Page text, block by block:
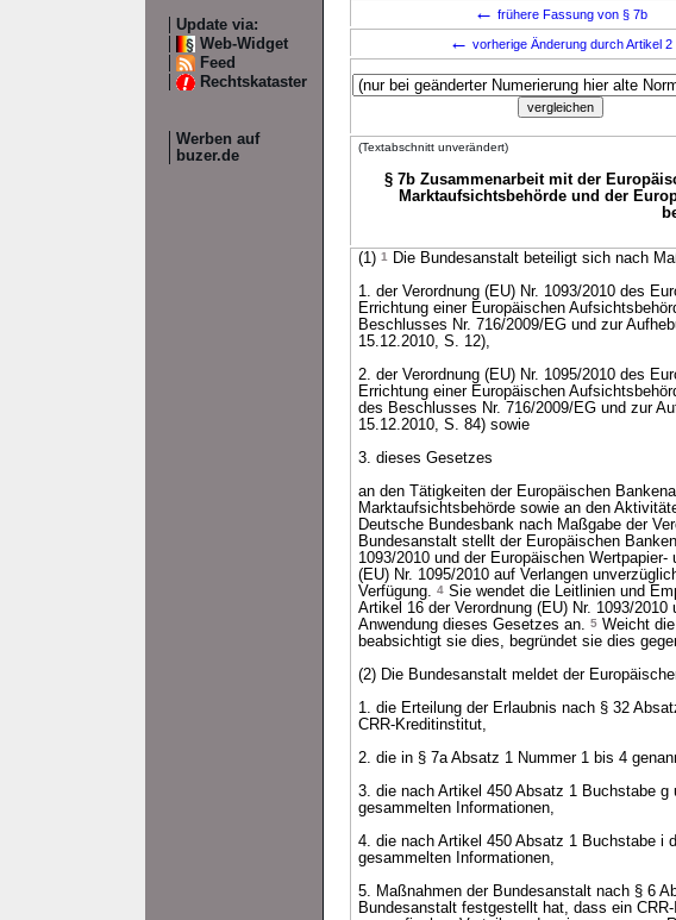
Update via:
Web-Widget
Feed
Rechtskataster
Werben auf
buzer.de
← frühere Fassung von § 7b
← vorherige Änderung durch Artikel 2
(Textabschnitt unverändert)
§ 7b Zusammenarbeit mit der
Marktaufsichtsbehörde und der
(1) 1
Die Bundesanstalt beteiligt sich nach
1. der Verordnung (EU) Nr. 1093/2010 des
Errichtung einer Europäischen
Beschlusses Nr. 716/2009/EG und zur
15.12.2010, S. 12),
2. der Verordnung (EU) Nr. 1095/2010 des
Errichtung einer Europäischen
des Beschlusses Nr. 716/2009/EG und zur
15.12.2010, S. 84) sowie
3. dieses Gesetzes
an den Tätigkeiten der Europäischen
Marktaufsichtsbehörde sowie an den
Deutsche Bundesbank nach Maßgabe der
Bundesanstalt stellt der Europäischen
1093/2010 und der Europäischen
(EU) Nr. 1095/2010 auf Verlangen
Verfügung. 4 Sie wendet die Leitlinien und
Artikel 16 der Verordnung (EU) Nr. 1093/
Anwendung dieses Gesetzes an. 5 Weicht
beabsichtigt sie dies, begründet sie dies
(2) Die Bundesanstalt meldet der
1. die Erteilung der Erlaubnis nach § 32
CRR-Kreditinstitut,
2. die in § 7a Absatz 1 Nummer 1 bis 4
3. die nach Artikel 450 Absatz 1 Buchstabe g
gesammelten Informationen,
4. die nach Artikel 450 Absatz 1 Buchstabe i
gesammelten Informationen,
5. Maßnahmen der Bundesanstalt nach § 6
Bundesanstalt festgestellt hat, dass ein